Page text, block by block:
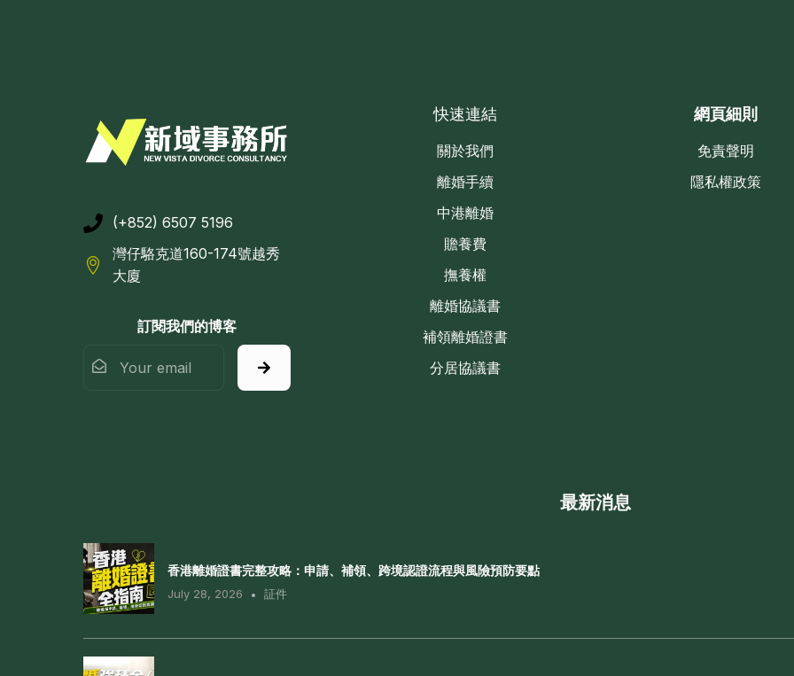
(+852) 6507 5196
灣仔駱克道160-174號越秀
大廈
訂閱我們的博客
快速連結
關於我們
離婚手續
中港離婚
贍養費
撫養權
離婚協議書
補領離婚證書
分居協議書
網頁細則
免責聲明
隱私權政策
最新消息
香港離婚證書完整攻略：申請、補領、跨境認證流程與風險預防要點
July 28, 2026 証件